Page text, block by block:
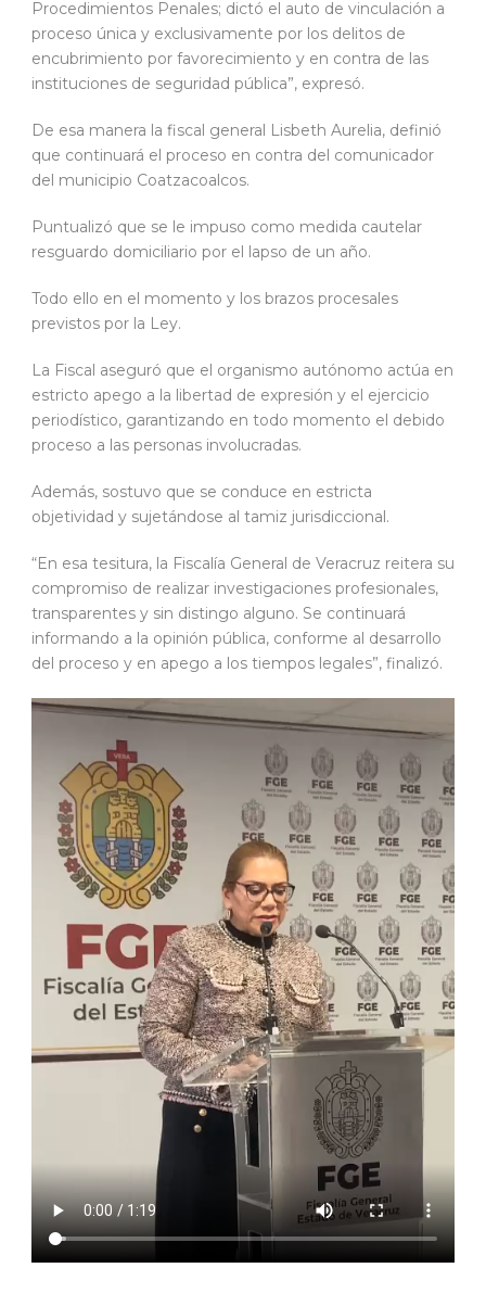
Procedimientos Penales; dictó el auto de vinculación a
proceso única y exclusivamente por los delitos de
encubrimiento por favorecimiento y en contra de las
instituciones de seguridad pública”, expresó.
De esa manera la fiscal general Lisbeth Aurelia, definió
que continuará el proceso en contra del comunicador
del municipio Coatzacoalcos.
Puntualizó que se le impuso como medida cautelar
resguardo domiciliario por el lapso de un año.
Todo ello en el momento y los brazos procesales
previstos por la Ley.
La Fiscal aseguró que el organismo autónomo actúa en
estricto apego a la libertad de expresión y el ejercicio
periodístico, garantizando en todo momento el debido
proceso a las personas involucradas.
Además, sostuvo que se conduce en estricta
objetividad y sujetándose al tamiz jurisdiccional.
“En esa tesitura, la Fiscalía General de Veracruz reitera su
compromiso de realizar investigaciones profesionales,
transparentes y sin distingo alguno. Se continuará
informando a la opinión pública, conforme al desarrollo
del proceso y en apego a los tiempos legales”, finalizó.